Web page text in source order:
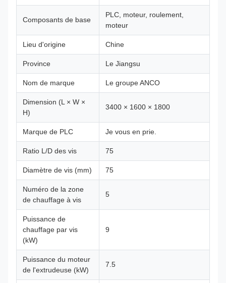
Composants de base
PLC, moteur, roulement,
moteur
Lieu d'origine Chine
Province Le Jiangsu
Nom de marque Le groupe ANCO
Dimension (L × W ×
H)
3400 × 1600 × 1800
Marque de PLC Je vous en prie.
Ratio L/D des vis 75
Diamètre de vis (mm) 75
Numéro de la zone
de chauffage à vis
5
Puissance de
chauffage par vis
(kW)
9
Puissance du moteur
de l'extrudeuse (kW)
7.5